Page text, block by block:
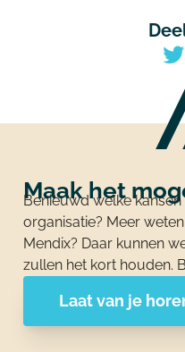
Maak het
Benieuwd welke
organisatie? Meer
Mendix? Daar kunnen
zullen het kort houden.
Laat van je